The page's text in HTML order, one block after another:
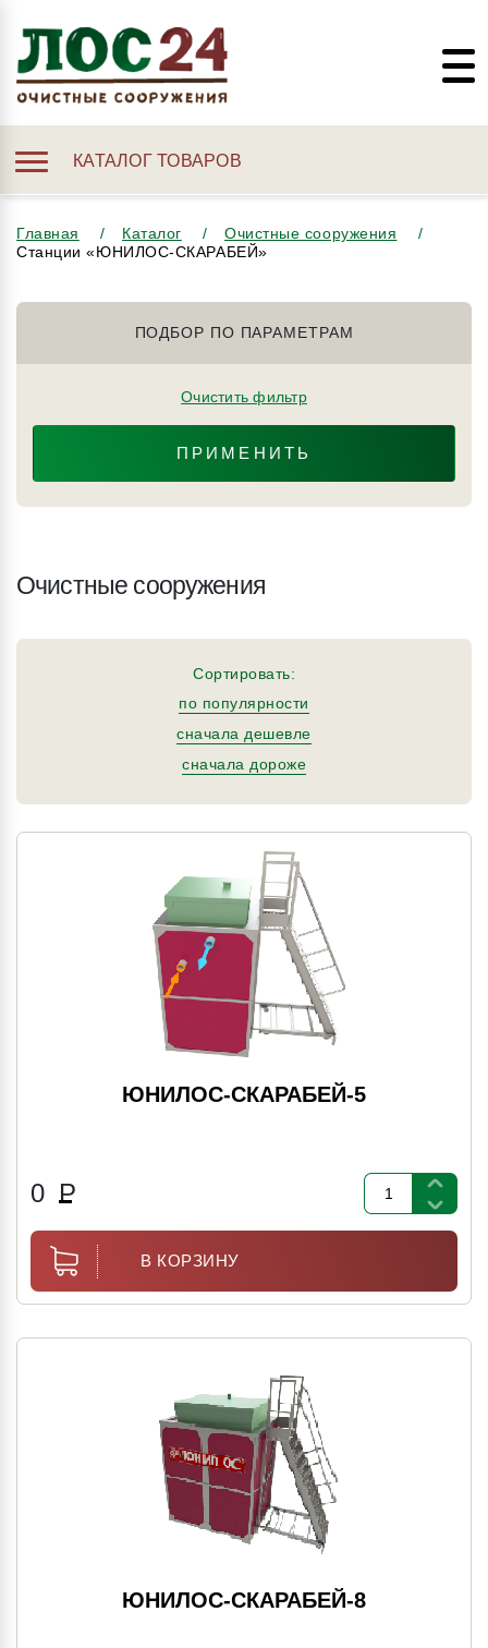
КАТАЛОГ ТОВАРОВ
Главная Каталог
Очистные сооружения
Станции «ЮНИЛОС-СКАРАБЕЙ»
ПОДБОР ПО ПАРАМЕТРАМ
Очистить фильтр
ПРИМЕНИТЬ
Очистные сооружения
Сортировать:
по популярности
сначала дешевле
сначала дороже
ЮНИЛОС-СКАРАБЕЙ-5
0 Р
В КОРЗИНУ
ЮНИЛОС-СКАРАБЕЙ-8